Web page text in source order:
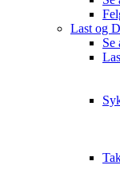
Last og
Se